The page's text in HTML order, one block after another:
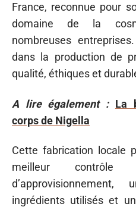
France, reconnue pour
domaine de la
nombreuses
dans la production de
qualité, éthiques et
A lire également : La
corps de Nigella
Cette fabrication locale
meilleur
ingrédients utilisés et